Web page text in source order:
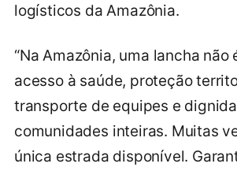
logísticos da Amazônia.
“Na Amazônia, uma lancha não
acesso à saúde, proteção
transporte de equipes e
comunidades inteiras. Muitas
única estrada disponível.